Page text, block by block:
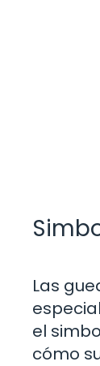
Las
el
cómo